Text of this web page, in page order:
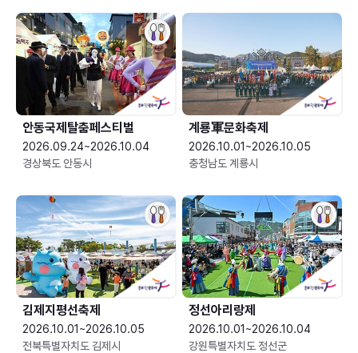
안동국제탈춤페스티벌
2026.09.24~2026.10.04
경상북도 안동시
2026.10.01~2026.10.05
충청남도 계룡시
김제지평선축제
2026.10.01~2026.10.05
전북특별자치도 김제시
정선아리랑제
2026.10.01~2026.10.04
강원특별자치도 정선군